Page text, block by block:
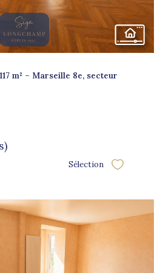
m² – Marseille 8e, secteur
Sélection